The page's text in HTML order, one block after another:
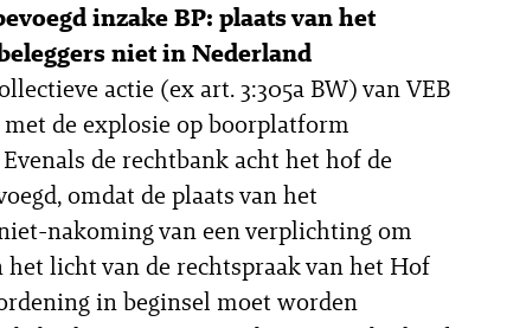
inzake BP: plaats van het
niet in Nederland
actie (ex art. 3:305a BW) van VEB
de explosie op boorplatform
de rechtbank acht het hof de
omdat de plaats van het
nakoming van een verplichting om
licht van de rechtspraak van het Hof
in beginsel moet worden